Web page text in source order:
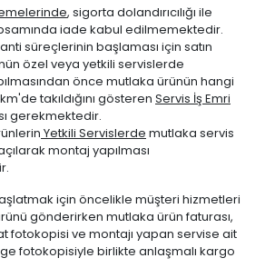
, sigorta dolandırıcılığı ile
iade kabul edilmemektedir.
süreçlerinin başlaması için satın
özel veya yetkili servislerde
önce mutlaka ürünün hangi
takıldığını gösteren Servis İş Emri
gerekmektedir.
Yetkili Servislerde mutlaka servis
montaj yapılması
için öncelikle müşteri hizmetleri
gönderirken mutlaka ürün faturası,
fotokopisi ve montajı yapan servise ait
fotokopisiyle birlikte anlaşmalı kargo